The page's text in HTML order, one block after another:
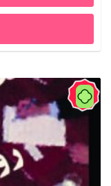
60%